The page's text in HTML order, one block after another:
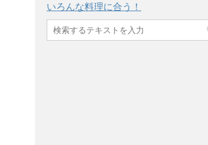
いろんな料理に合う！